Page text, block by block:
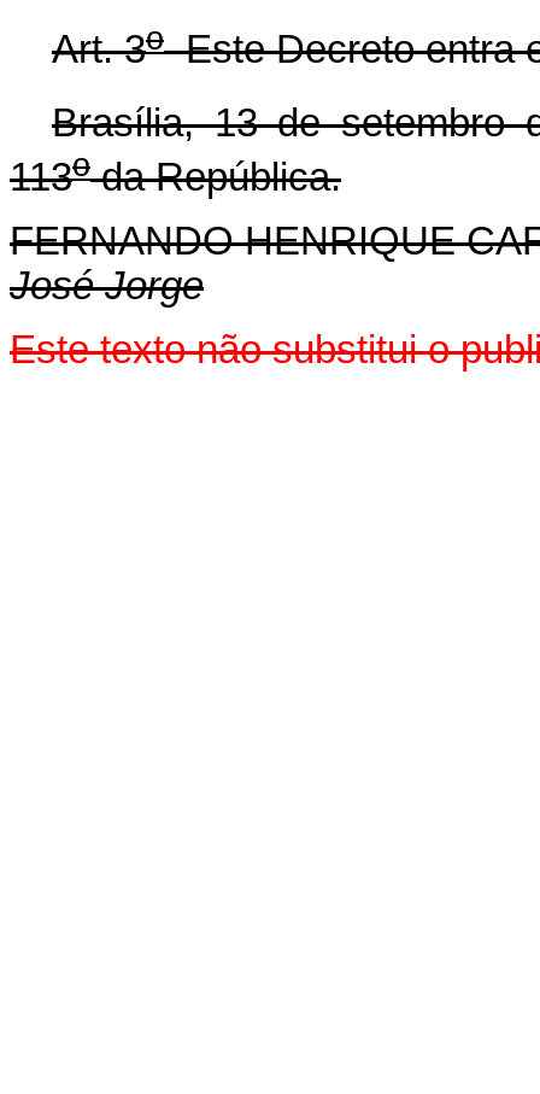
Art. 3oEste Decreto entra
Brasília, 13 de setembro
113oda República.
FERNANDO HENRIQUE
José Jorge
Este texto não substitui o